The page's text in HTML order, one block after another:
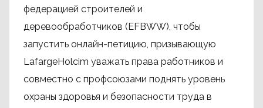
федерацией строителей и
деревообработчиков (EFBWW), чтобы
запустить онлайн-петицию, призывающую
LafargeHolcim уважать права работников и
совместно с профсоюзами поднять уровень
охраны здоровья и безопасности труда в